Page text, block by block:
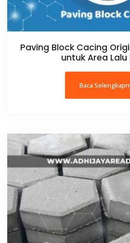
Paving Block Cacing
untuk Area Lalu
Baca